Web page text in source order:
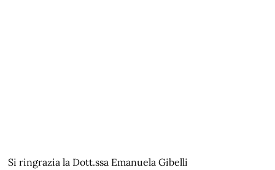
Si ringrazia la Dott.ssa Emanuela Gibelli